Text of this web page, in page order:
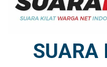
SUARA